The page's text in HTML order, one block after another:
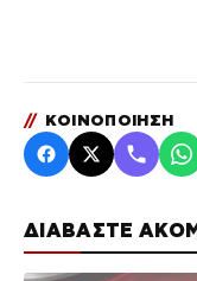
ΔΙΑΒΑΣΤΕ
// ΚΟΙΝΟΠΟΙΗΣΗ